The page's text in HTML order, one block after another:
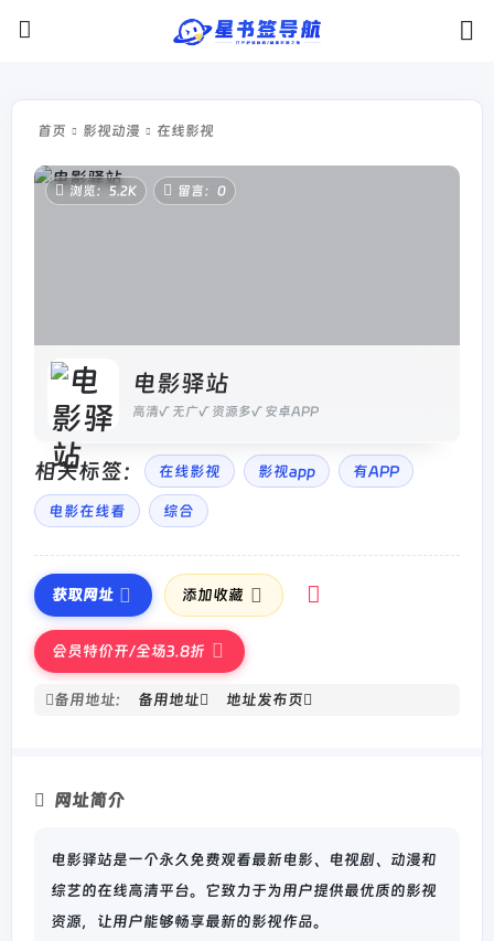
首页 影视动漫 在线影视
浏览：5.2K 留言：0
电影驿站
高清√ 无广√ 资源多√ 安卓APP
相关标签： 在线影视 影视app 有APP
电影在线看 综合
获取网址 添加收藏
会员特价开/全场3.8折
备用地址: 备用地址 地址发布页
网址简介
电影驿站是一个永久免费观看最新电影、电视剧、动漫和
综艺的在线高清平台。它致力于为用户提供最优质的影视
资源，让用户能够畅享最新的影视作品。